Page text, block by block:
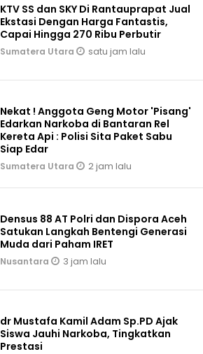
KTV SS dan SKY Di Rantauprapat Jual
Ekstasi Dengan Harga Fantastis,
Capai Hingga 270 Ribu Perbutir
Sumatera Utara satu jam lalu
Nekat ! Anggota Geng Motor 'Pisang'
Edarkan Narkoba di Bantaran Rel
Kereta Api : Polisi Sita Paket Sabu
Siap Edar
Sumatera Utara 2 jam lalu
Densus 88 AT Polri dan Dispora Aceh
Satukan Langkah Bentengi Generasi
Muda dari Paham IRET
Nusantara 3 jam lalu
dr Mustafa Kamil Adam Sp.PD Ajak
Siswa Jauhi Narkoba, Tingkatkan
Prestasi